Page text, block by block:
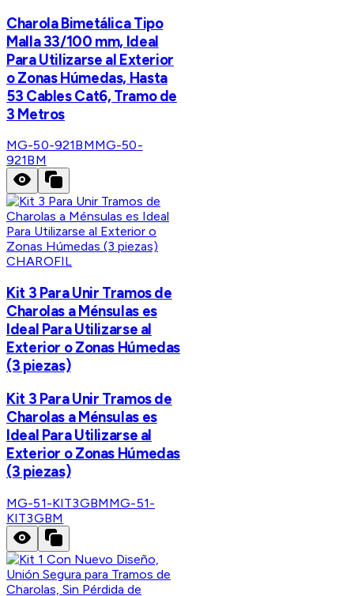
Charola Bimetálica Tipo
Malla 33/100 mm, Ideal
Para Utilizarse al Exterior
o Zonas Húmedas, Hasta
53 Cables Cat6, Tramo de
3 Metros
MG-50-921BMMG-50-
921BM
CHAROFIL
Kit 3 Para Unir Tramos de
Charolas a Ménsulas es
Ideal Para Utilizarse al
Exterior o Zonas Húmedas
(3 piezas)
Kit 3 Para Unir Tramos de
Charolas a Ménsulas es
Ideal Para Utilizarse al
Exterior o Zonas Húmedas
(3 piezas)
MG-51-KIT3GBMMG-51-
KIT3GBM